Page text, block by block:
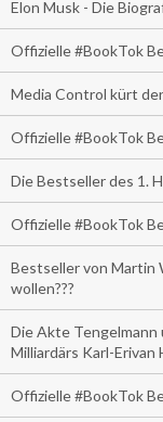
Elon Musk - Die
Offizielle #BookTok
Media Control kürt
Offizielle #BookTok
Die Bestseller des 1.
Offizielle #BookTok
Bestseller von Martin
wollen???
Die Akte Tengelmann
Milliardärs Karl-Erivan
Offizielle #BookTok